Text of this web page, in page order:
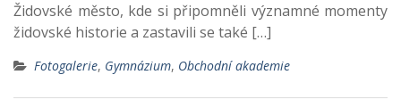
Židovské město, kde si připomněli významné momenty
židovské historie a zastavili se také […]
Fotogalerie, Gymnázium, Obchodní akademie